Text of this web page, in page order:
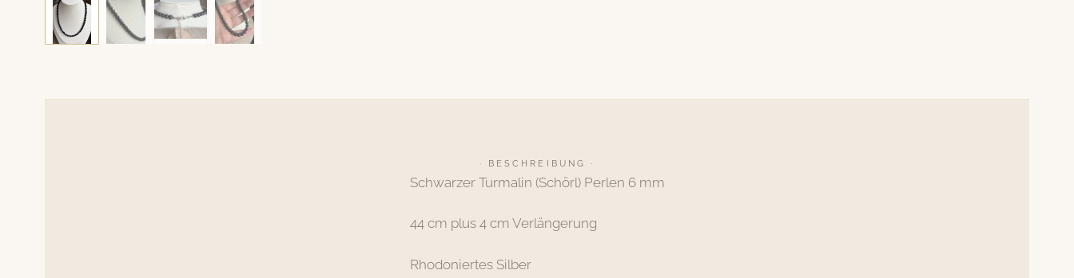
· BESCHREIBUNG ·
Schwarzer Turmalin (Schörl) Perlen 6 mm
44 cm plus 4 cm Verlängerung
Rhodoniertes Silber